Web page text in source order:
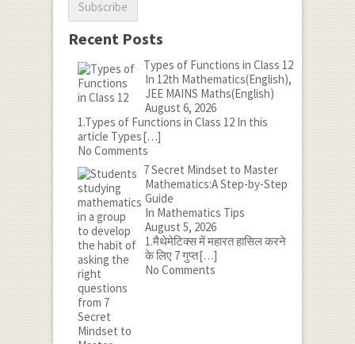
Recent Posts
Types of Functions in Class 12
In 12th Mathematics(English),
JEE MAINS Maths(English)
August 6, 2026
1.Types of Functions in Class 12 In this
article Types[…]
No Comments
7 Secret Mindset to Master
Mathematics:A Step-by-Step
Guide
In Mathematics Tips
August 5, 2026
1.मैथेमेटिक्स में महारत हासिल करने
के लिए 7 गुप्त[…]
No Comments